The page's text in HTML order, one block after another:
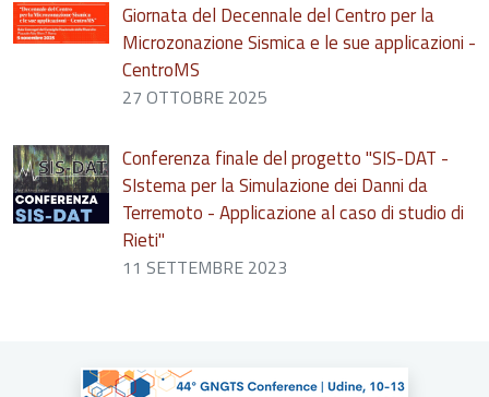
Giornata del Decennale del Centro per la
Microzonazione Sismica e le sue applicazioni -
CentroMS
27 OTTOBRE 2025
Conferenza finale del progetto "SIS-DAT -
SIstema per la Simulazione dei Danni da
Terremoto - Applicazione al caso di studio di
Rieti"
11 SETTEMBRE 2023